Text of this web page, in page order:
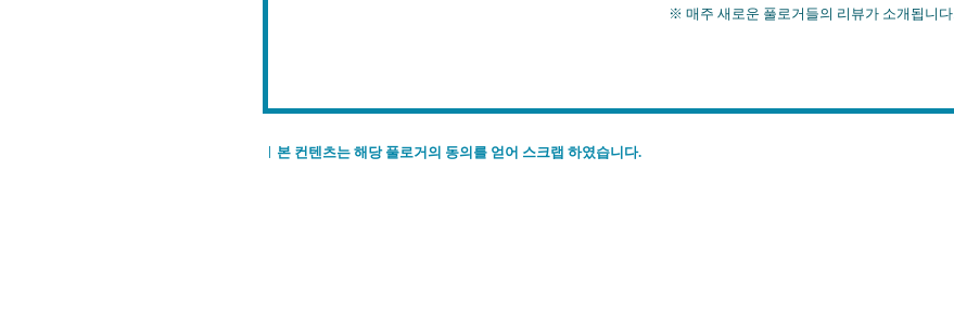
※ 매주 새로운 풀로거들의 리뷰가 소개됩니다.
본 컨텐츠는 해당 풀로거의 동의를 얻어 스크랩 하였습니다.